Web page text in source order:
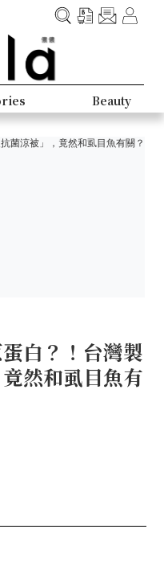
Beauty
白？！台灣製
竟然和虱目魚有